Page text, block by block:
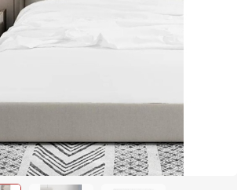
Kişisel Bakım
Züccaciye
Motorsikletler
Isıtma ve Soğutma